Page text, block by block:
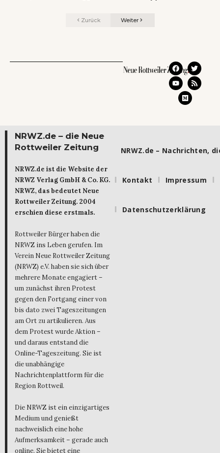
Zurück Weiter
NRWZ.de – die Neue
Rottweiler Zeitung
NRWZ.de ist die Website der
NRWZ Verlag GmbH & Co. KG.
NRWZ, das bedeutet Neue
Rottweiler Zeitung. 2004
erschien diese erstmals.
Rottweiler Bürger haben die
NRWZ ins Leben gerufen. Im
Verein Neue Rottweiler Zeitung
(NRWZ) e.V. haben sie sich über
mehrere Monate engagiert –
um zunächst ihren Protest
gegen den Fortgang einer von
bis dato zwei Tageszeitungen
am Ort zu artikulieren. Aus
dem Protest wurde Aktion –
und daraus entstand die
Online-Tageszeitung. Sie ist
die unabhängige
Nachrichtenplattform für die
Region Rottweil.
Die NRWZ ist ein einzigartiges
Medium und genießt
nachweislich eine hohe
Aufmerksamkeit – gerade auch
online. Sie bietet eine
NRWZ.de – Nachrichten,
Kontakt Impressum
Datenschutzerklärung